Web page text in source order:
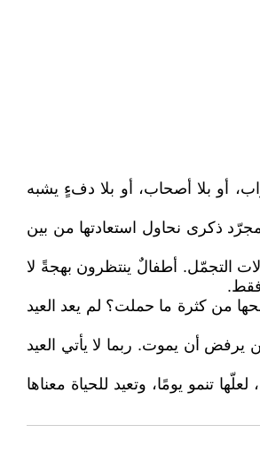
أو بلا أصحاب، أو بلا دفءٍ يشبه
مجرّد ذكرى نحاول استعادتها من بين
التجمّل. أطفالٌ ينتظرون بهجةً لا
فقط.
من كثرة ما حملت؟ لم يعد العيد
أن يموت. ربما لا يأتي العيد
تنمو يومًا، وتعيد للحياة معناها